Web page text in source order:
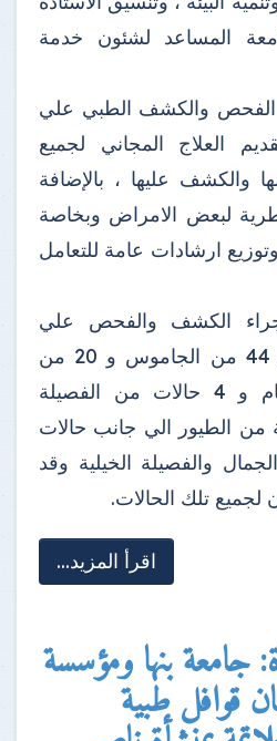
المساعد لشئون خدمة
الفحص والكشف الطبي علي
العلاج المجاني لجميع
والكشف عليها ، بالإضافة
لبعض الامراض وبخاصة
ارشادات عامة للتعامل
الكشف والفحص علي
الحالات اشتملت علي 44 من الجاموس و 20 من
الابقار و80 من الاغنام و 4 حالات من الفصيلة
وعدد 590 حالة من الطيور الي جانب حالات
والفصيلة الخيلية وقد
لجميع تلك الحالات.
اقرأ المزيد...
جامعة بنها ومؤسسة
قوافل طبية